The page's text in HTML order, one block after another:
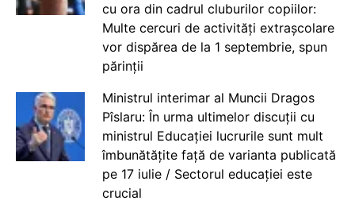
cu ora din cadrul cluburilor copiilor:
Multe cercuri de activități extrașcolare
vor dispărea de la 1 septembrie, spun
părinții
Ministrul interimar al Muncii Dragos
Pîslaru: În urma ultimelor discuții cu
ministrul Educației lucrurile sunt mult
îmbunătățite față de varianta publicată
pe 17 iulie / Sectorul educației este
crucial